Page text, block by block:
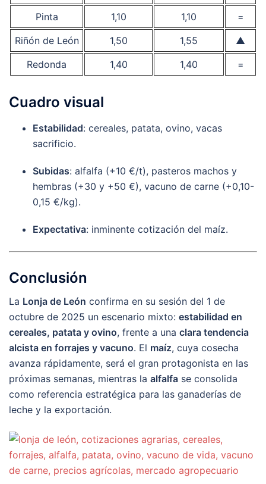
Pinta
1,10 1,10
=
Riñón de León
1,50 1,55
▲
Redonda
1,40 1,40 =
Cuadro visual
Estabilidad: cereales, patata, ovino, vacas
sacrificio.
Subidas: alfalfa (+10 €/t), pasteros machos y
hembras (+30 y +50 €), vacuno de carne (+0,10-
0,15 €/kg).
Expectativa: inminente cotización del maíz.
Conclusión
La Lonja de León confirma en su sesión del 1 de
octubre de 2025 un escenario mixto: estabilidad en
cereales, patata y ovino, frente a una clara tendencia
alcista en forrajes y vacuno. El maíz, cuya cosecha
avanza rápidamente, será el gran protagonista en las
próximas semanas, mientras la alfalfa se consolida
como referencia estratégica para las ganaderías de
leche y la exportación.